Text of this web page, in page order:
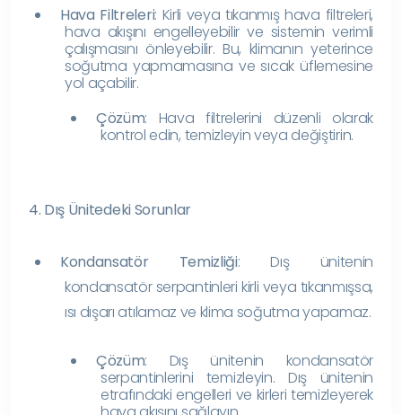
Hava Filtreleri: Kirli veya tıkanmış hava filtreleri,
hava akışını engelleyebilir ve sistemin verimli
çalışmasını önleyebilir. Bu, klimanın yeterince
soğutma yapmamasına ve sıcak üflemesine
yol açabilir.
Çözüm: Hava filtrelerini düzenli olarak
kontrol edin, temizleyin veya değiştirin.
4. Dış Ünitedeki Sorunlar
Kondansatör Temizliği: Dış ünitenin
kondansatör serpantinleri kirli veya tıkanmışsa,
ısı dışarı atılamaz ve klima soğutma yapamaz.
Çözüm: Dış ünitenin kondansatör
serpantinlerini temizleyin. Dış ünitenin
etrafındaki engelleri ve kirleri temizleyerek